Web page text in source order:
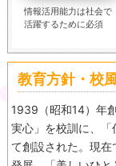
情報活用能力は社会で
活躍するために必須
教育方針・校
1939（昭和14）年
実心」を校訓に、「
て創設された。現